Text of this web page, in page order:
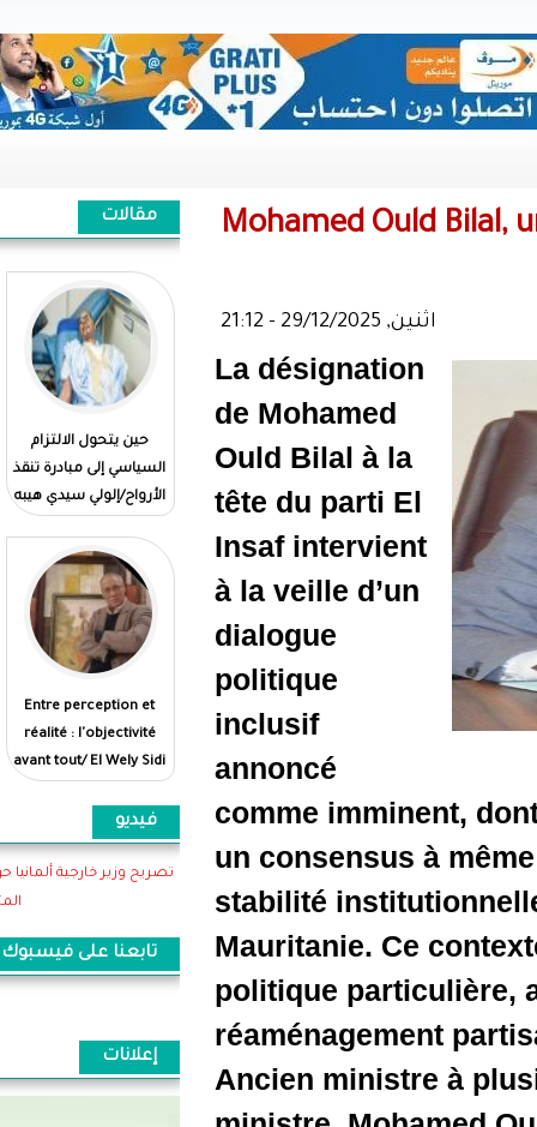
La
de
Ould
tête du
Insaf
à la veille
dialogue
politique
inclusif
comme
un
stabilité
politique
Ancien
مقالات
السياسي إلى مبادرة تنقذ
الأرواح/إلولي سيدي هيبه
Quand l'engagement
politique se traduit par
un geste qui sauve des
réalité : l'objectivité
avant tout/ El Wely Sidi
بين الانطباع والواقع...
الموضوعية أولى/الولي
سيدي هيبه
فيديو
تصريح وزير خارجية ألمانيا حول اهمية موريتانيا وتعاونها
تابعنا على فيسبوك